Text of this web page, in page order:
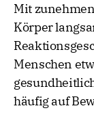
Mit
Körper
Menschen
häufig auf